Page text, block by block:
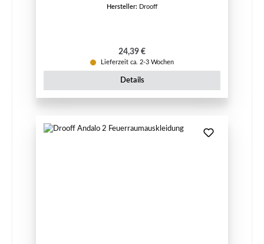
Hersteller: Drooff
Regulärer Preis:
24,39 €
Lieferzeit ca. 2-3 Wochen
Details